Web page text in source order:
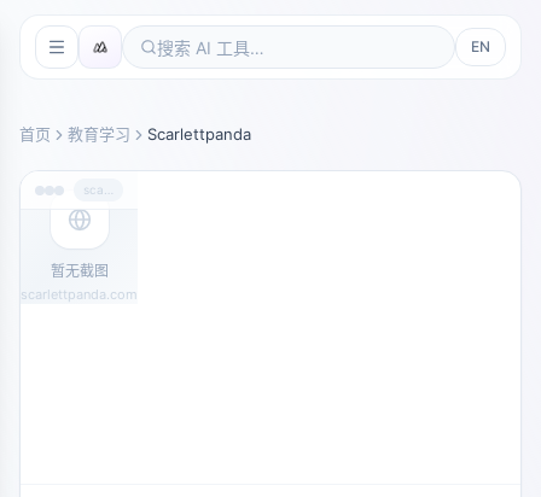
EN
首页 教育学习 Scarlettpanda
暂无截图
scarlettpanda.com